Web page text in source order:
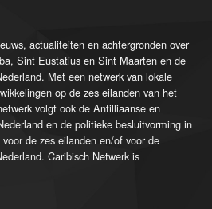
actualiteiten en achtergronden over
Sint Eustatius en Sint Maarten en de
Met een netwerk van lokale
op de zes eilanden van het
volgt ook de Antilliaanse en
en de politieke besluitvorming in
de zes eilanden en/of voor de
Caribisch Netwerk is